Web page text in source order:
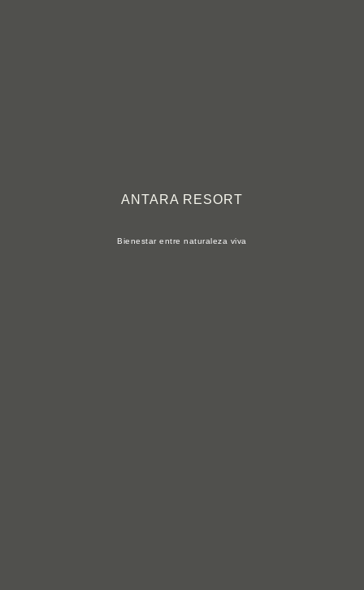
ANTARA RESORT
Bienestar entre naturaleza viva